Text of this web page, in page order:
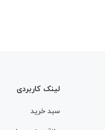
لینک کاربردی
سبد خرید